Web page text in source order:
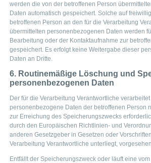
werden die von der betroffenen Person
Daten automatisch gespeichert. Solche auf
betroffenen Person an den für die Verarbeitung
übermittelten personenbezogenen Daten werden
Bearbeitung oder der Kontaktaufnahme zur
gespeichert. Es erfolgt keine Weitergabe dieser
Daten an Dritte.
6. Routinemäßige Löschung und
personenbezogenen Daten
Der für die Verarbeitung Verantwortliche
personenbezogene Daten der betroffenen Person
zur Erreichung des Speicherungszwecks
durch den Europäischen Richtlinien- und
anderen Gesetzgeber in Gesetzen oder
Verarbeitung Verantwortliche unterliegt,
Entfällt der Speicherungszweck oder läuft eine